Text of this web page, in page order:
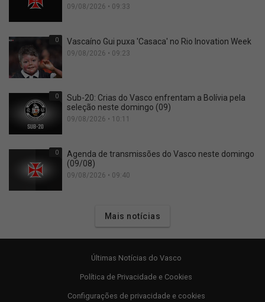
09/08/2026 • 09:33
0 Vascaíno Gui puxa 'Casaca' no Rio Inovation Week
09/08/2026 • 09:23
0
Sub-20: Crias do Vasco enfrentam a Bolívia pela
seleção neste domingo (09)
09/08/2026 • 10:11
0
Agenda de transmissões do Vasco neste domingo
(09/08)
09/08/2026 • 09:40
Mais notícias
Últimas Notícias do Vasco
Política de Privacidade e Cookies
Configurações de privacidade e cookies